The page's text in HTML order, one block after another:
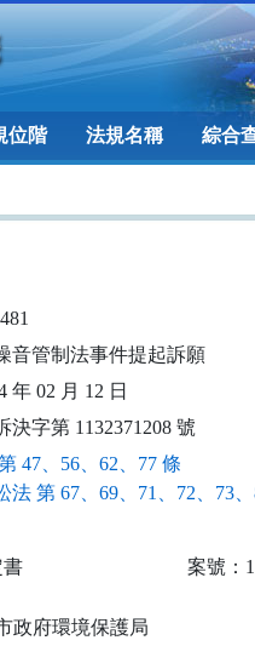
位階 法規名稱 綜合
音管制法事件提起訴願
年 02 月 12 日
決字第 1132371208 號
47、56、62、77 條
法 第 67、69、71、72、73
案號：
政府環境保護局